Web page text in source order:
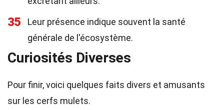
35
Leur présence indique souvent la santé
générale de l'écosystème.
Curiosités Diverses
Pour finir, voici quelques faits divers et amusants
sur les cerfs mulets.